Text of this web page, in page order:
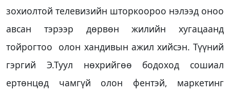
зохиолтой телевизийн шторкоороо нэлээд оноо
авсан тэрээр дөрвөн жилийн хугацаанд
тойрогтоо олон хандивын ажил хийсэн. Түүний
гэргий Э.Туул нөхрийгөө бодоход сошиал
ертөнцөд чамгүй олон фентэй, маркетинг